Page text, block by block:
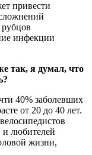
привести
инфекции
так, я думал, что
40% заболевших
от 20 до 40 лет.
и любителей
жизни,